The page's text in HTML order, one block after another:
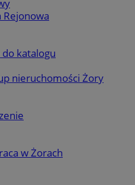
katalogu
nieruchomości Żory
w Żorach